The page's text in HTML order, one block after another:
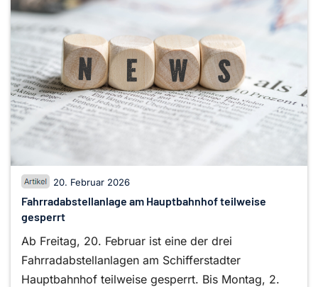
20. Februar 2026
Fahrradabstellanlage am Hauptbahnhof teilweise
gesperrt
Ab Freitag, 20. Februar ist eine der drei
Fahrradabstellanlagen am Schifferstadter
Hauptbahnhof teilweise gesperrt. Bis Montag, 2.